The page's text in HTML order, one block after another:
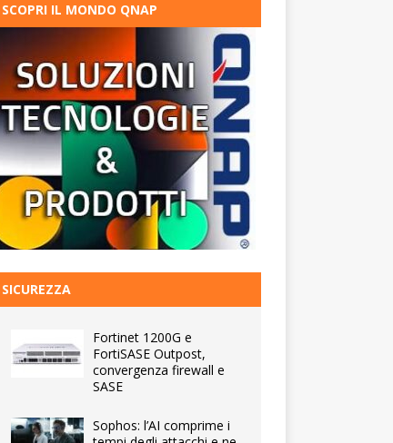
SCOPRI IL MONDO QNAP
SICUREZZA
Fortinet 1200G e
FortiSASE Outpost,
convergenza firewall e
SASE
Sophos: l’AI comprime i